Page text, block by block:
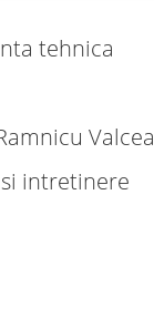
tehnica
Valcea
intretinere